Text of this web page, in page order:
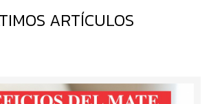
ARTÍCULOS